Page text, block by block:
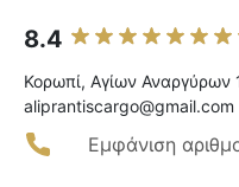
8.4
Κορωπί, Αγίων
aliprantiscargo@gmail.com
Εμφάνιση